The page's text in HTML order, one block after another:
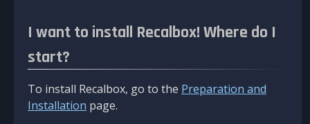
I want to install Recalbox! Where do I
start?
To install Recalbox, go to the Preparation and
Installation page.